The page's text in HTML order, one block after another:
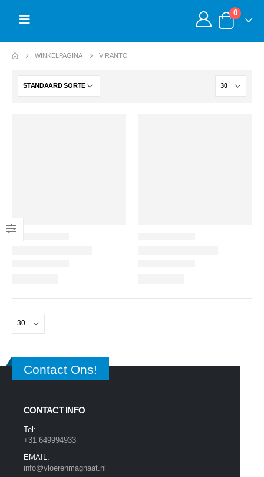
0
WINKELPAGINA VIRANTO
Contact Ons!
CONTACT INFO
Tel:
+31 649994933
EMAIL:
info@vloerenmagnaat.nl